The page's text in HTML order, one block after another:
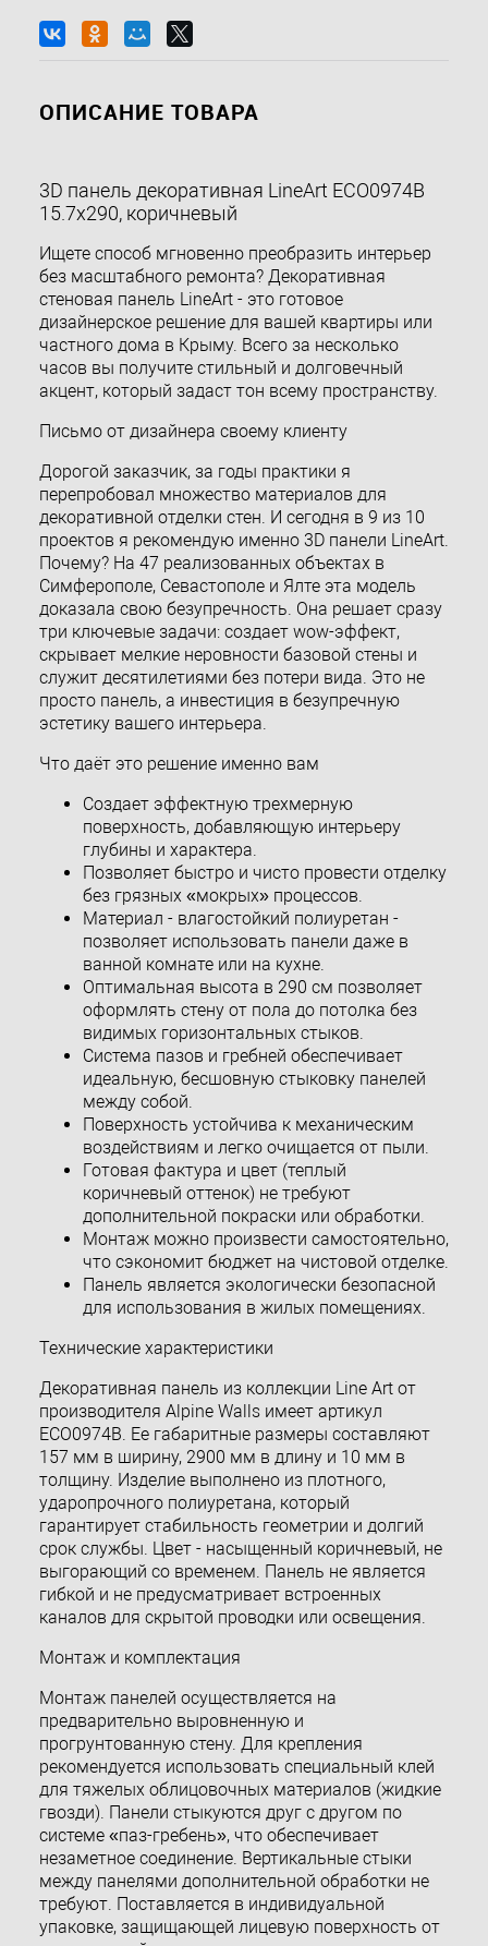
ОПИСАНИЕ ТОВАРА
3D панель декоративная LineArt ECO0974B
15.7x290, коричневый
Ищете способ мгновенно преобразить интерьер
без масштабного ремонта? Декоративная
стеновая панель LineArt - это готовое
дизайнерское решение для вашей квартиры или
частного дома в Крыму. Всего за несколько
часов вы получите стильный и долговечный
акцент, который задаст тон всему пространству.
Письмо от дизайнера своему клиенту
Дорогой заказчик, за годы практики я
перепробовал множество материалов для
декоративной отделки стен. И сегодня в 9 из 10
проектов я рекомендую именно 3D панели LineArt.
Почему? На 47 реализованных объектах в
Симферополе, Севастополе и Ялте эта модель
доказала свою безупречность. Она решает сразу
три ключевые задачи: создает wow-эффект,
скрывает мелкие неровности базовой стены и
служит десятилетиями без потери вида. Это не
просто панель, а инвестиция в безупречную
эстетику вашего интерьера.
Что даёт это решение именно вам
Создает эффектную трехмерную
поверхность, добавляющую интерьеру
глубины и характера.
Позволяет быстро и чисто провести отделку
без грязных «мокрых» процессов.
Материал - влагостойкий полиуретан -
позволяет использовать панели даже в
ванной комнате или на кухне.
Оптимальная высота в 290 см позволяет
оформлять стену от пола до потолка без
видимых горизонтальных стыков.
Система пазов и гребней обеспечивает
идеальную, бесшовную стыковку панелей
между собой.
Поверхность устойчива к механическим
воздействиям и легко очищается от пыли.
Готовая фактура и цвет (теплый
коричневый оттенок) не требуют
дополнительной покраски или обработки.
Монтаж можно произвести самостоятельно,
что сэкономит бюджет на чистовой отделке.
Панель является экологически безопасной
для использования в жилых помещениях.
Технические характеристики
Декоративная панель из коллекции Line Art от
производителя Alpine Walls имеет артикул
ECO0974B. Ее габаритные размеры составляют
157 мм в ширину, 2900 мм в длину и 10 мм в
толщину. Изделие выполнено из плотного,
ударопрочного полиуретана, который
гарантирует стабильность геометрии и долгий
срок службы. Цвет - насыщенный коричневый, не
выгорающий со временем. Панель не является
гибкой и не предусматривает встроенных
каналов для скрытой проводки или освещения.
Монтаж и комплектация
Монтаж панелей осуществляется на
предварительно выровненную и
прогрунтованную стену. Для крепления
рекомендуется использовать специальный клей
для тяжелых облицовочных материалов (жидкие
гвозди). Панели стыкуются друг с другом по
системе «паз-гребень», что обеспечивает
незаметное соединение. Вертикальные стыки
между панелями дополнительной обработки не
требуют. Поставляется в индивидуальной
упаковке, защищающей лицевую поверхность от